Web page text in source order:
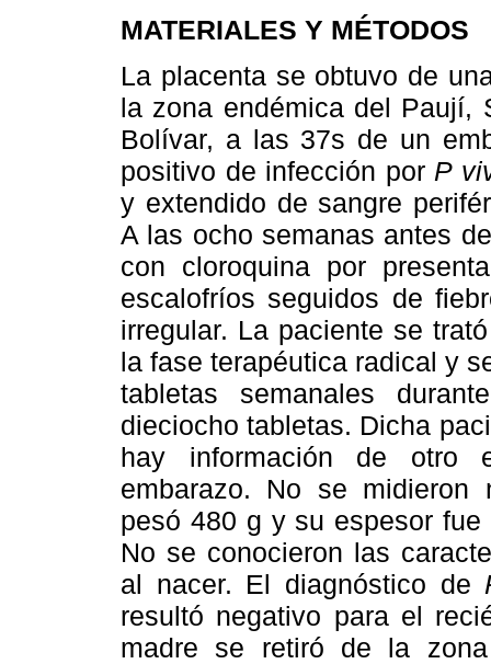
MATERIALES Y MÉTODOS
La placenta se obtuvo de
la zona endémica del Paují,
Bolívar, a las 37s de un
positivo de infección por P
y extendido de sangre
A las ocho semanas antes
con cloroquina por
escalofríos seguidos de
irregular. La paciente se
la fase terapéutica radical y
tabletas semanales
dieciocho tabletas. Dicha
hay información de otro
embarazo. No se midieron
pesó 480 g y su espesor
No se conocieron las
al nacer. El diagnóstico de
resultó negativo para el
madre se retiró de la